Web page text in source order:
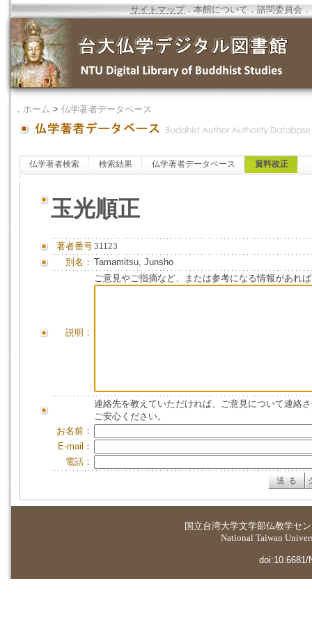
サイトマップ．本館について ．諮問委員会 ．
． ホーム > 仏学著者データベース
仏学著者検索 検索結果 仏学著者データベース 資料改正
玉光順正
著者番号31123
別名： Tamamitsu, Junsho
説明：
ご意見やご指摘など、または参考になる情報があれ
連絡先を教えていただければ、ご意見について連絡
ご安心ください。
お名前：
E-mail：
電話：
国立台湾大学文学部仏教学セ
National Taiwan
doi:10.6681/